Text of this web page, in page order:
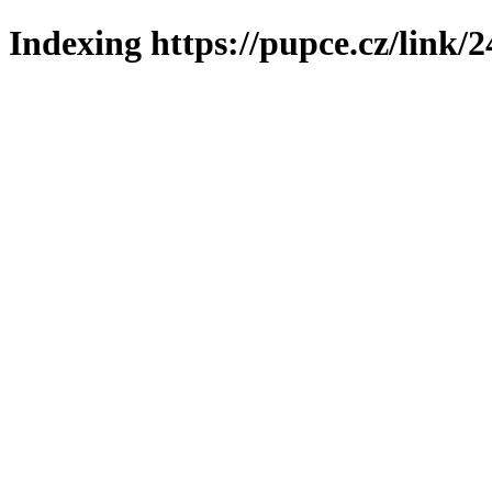
Indexing https://pupce.cz/link/